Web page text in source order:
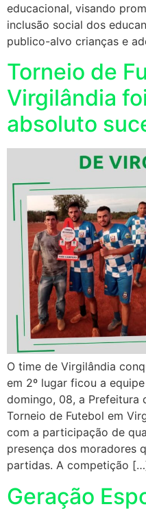
educacional, visando
inclusão social dos
publico-alvo crianças e
Torneio de
Virgilândia
absoluto
O time de Virgilândia
em 2º lugar ficou a
domingo, 08, a Prefeitura
Torneio de Futebol em
com a participação de
presença dos moradores
partidas. A competição
Geração